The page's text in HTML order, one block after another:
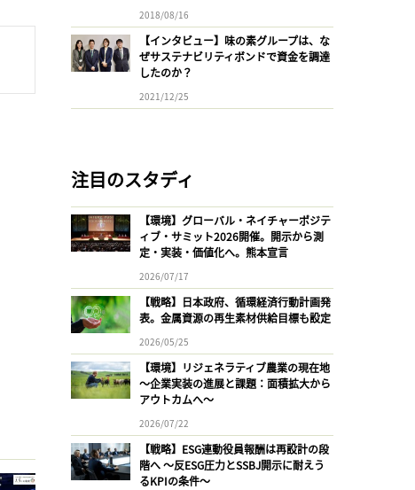
2018/08/16
【インタビュー】味の素グループは、な
ぜサステナビリティボンドで資金を調達
したのか？
2021/12/25
注目のスタディ
【環境】グローバル・ネイチャーポジテ
ィブ・サミット2026開催。開示から測
定・実装・価値化へ。熊本宣言
2026/07/17
【戦略】日本政府、循環経済行動計画発
表。金属資源の再生素材供給目標も設定
2026/05/25
【環境】リジェネラティブ農業の現在地
〜企業実装の進展と課題：面積拡大から
アウトカムへ〜
2026/07/22
【戦略】ESG連動役員報酬は再設計の段
階へ 〜反ESG圧力とSSBJ開示に耐えう
るKPIの条件〜